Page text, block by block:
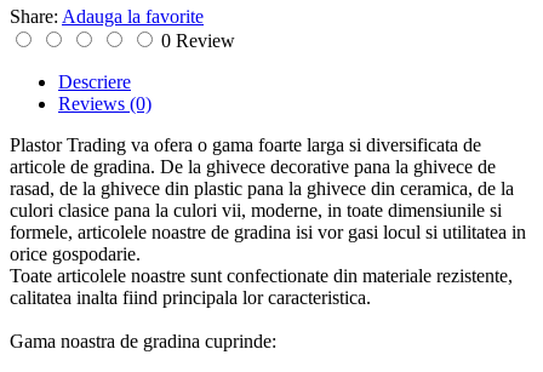
Share: Adauga la favorite
0 Review
Descriere
Reviews (0)
Plastor Trading va ofera o gama foarte larga si diversificata de
articole de gradina. De la ghivece decorative pana la ghivece de
rasad, de la ghivece din plastic pana la ghivece din ceramica, de la
culori clasice pana la culori vii, moderne, in toate dimensiunile si
formele, articolele noastre de gradina isi vor gasi locul si utilitatea in
orice gospodarie.
Toate articolele noastre sunt confectionate din materiale rezistente,
calitatea inalta fiind principala lor caracteristica.
Gama noastra de gradina cuprinde: